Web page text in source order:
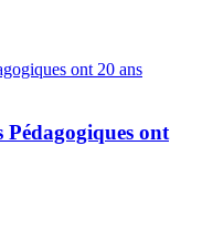
Pédagogiques ont